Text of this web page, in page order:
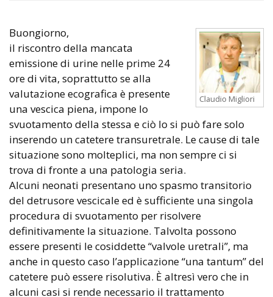
Claudio Migliori
Buongiorno,
il riscontro della mancata
emissione di urine nelle prime 24
ore di vita, soprattutto se alla
valutazione ecografica è presente
una vescica piena, impone lo
svuotamento della stessa e ciò lo si può fare solo
inserendo un catetere transuretrale. Le cause di tale
situazione sono molteplici, ma non sempre ci si
trova di fronte a una patologia seria.
Alcuni neonati presentano uno spasmo transitorio
del detrusore vescicale ed è sufficiente una singola
procedura di svuotamento per risolvere
definitivamente la situazione. Talvolta possono
essere presenti le cosiddette “valvole uretrali”, ma
anche in questo caso l’applicazione “una tantum” del
catetere può essere risolutiva. È altresì vero che in
alcuni casi si rende necessario il trattamento